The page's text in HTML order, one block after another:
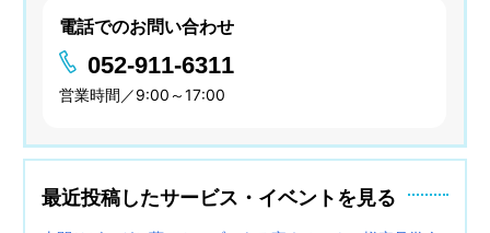
電話でのお問い合わせ
052-911-6311
営業時間／9:00～17:00
最近投稿したサービス・イベントを見る